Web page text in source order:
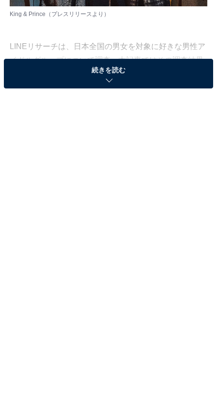
King & Prince（ プレスリリースより）
LINEリサーチは、日本全国の男女を対象に好きな男性ア
イドルグループについて調査。本記事ではその調査結果
から、10代女性2704人が選んだ「1番好きな男性アイド
ルグループ」を紹介します！
続きを読む